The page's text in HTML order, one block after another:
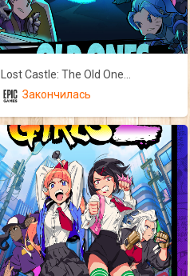
Lost Castle: The Old Ones Awaken
Закончилась